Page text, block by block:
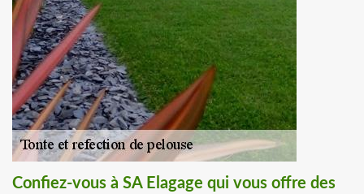
Confiez-vous à SA Elagage qui vous offre des